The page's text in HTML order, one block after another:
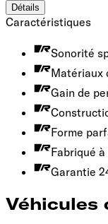
Détails
Caractéristiques
Sonorité
Matériaux
Gain de
Forme
Fabriqué
Garantie
Véhicules